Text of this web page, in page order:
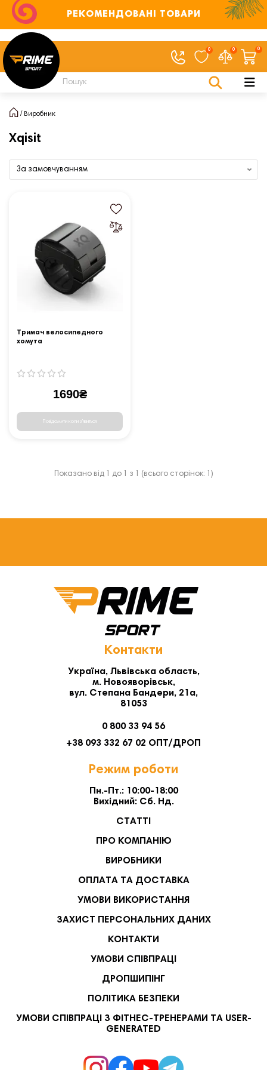
РЕКОМЕНДОВАНІ ТОВАРИ
0 0 0
Виробник
Xqisit
Тримач велосипедного
хомута
1690₴
Повідомити коли з'явиться
Показано від 1 до 1 з 1 (всього сторінок: 1)
Контакти
Україна, Львівська область,
м. Новояворівськ,
вул. Степана Бандери, 21а,
81053
0 800 33 94 56
+38 093 332 67 02 ОПТ/ДРОП
Режим роботи
Пн.-Пт.: 10:00-18:00
Вихідний: Сб. Нд.
СТАТТІ
ПРО КОМПАНІЮ
ВИРОБНИКИ
ОПЛАТА ТА ДОСТАВКА
УМОВИ ВИКОРИСТАННЯ
ЗАХИСТ ПЕРСОНАЛЬНИХ ДАНИХ
КОНТАКТИ
УМОВИ СПІВПРАЦІ
ДРОПШИПІНГ
ПОЛІТИКА БЕЗПЕКИ
УМОВИ СПІВПРАЦІ З ФІТНЕС-ТРЕНЕРАМИ ТА USER-
GENERATED